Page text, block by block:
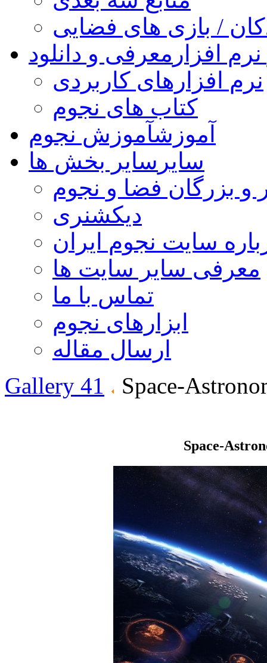
/ بازی های فضایی
افزار معرفی و دانلود
نرم افزارهای کاربردی
کتاب های نجوم
آموزشآموزش نجوم
سایر سایر بخش ها
و بزرگان فضا و نجوم
دیکشنری
سایت نجوم ایران
معرفی سایر سایت ها
تماس با ما
ابزارهای نجوم
ارسال مقاله
Gallery 41
Space-
Space-